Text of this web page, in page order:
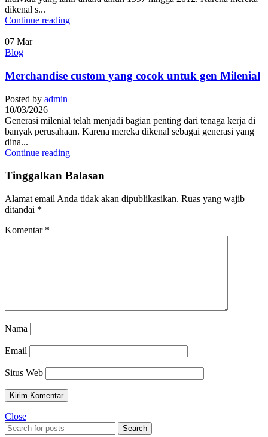
dikenal s...
Continue reading
07 Mar
Blog
Merchandise custom yang cocok untuk gen Milenial
Posted by admin
10/03/2026
Generasi milenial telah menjadi bagian penting dari tenaga kerja di
banyak perusahaan. Karena mereka dikenal sebagai generasi yang
dina...
Continue reading
Tinggalkan Balasan
Alamat email Anda tidak akan dipublikasikan. Ruas yang wajib
ditandai *
Komentar *
Nama
Email
Situs Web
Close
Search